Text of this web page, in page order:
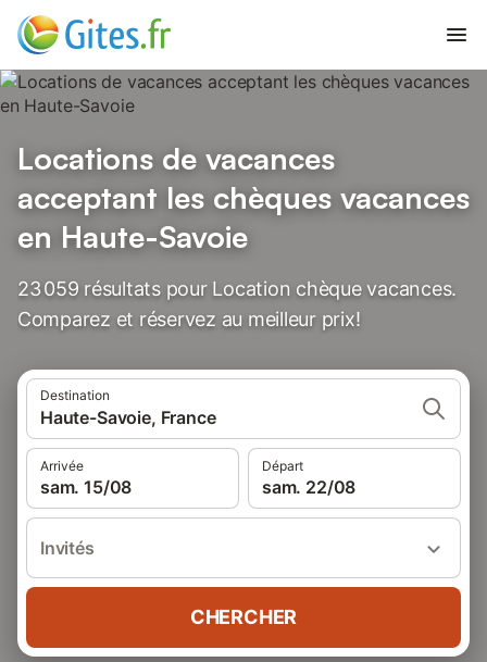
Locations de vacances
acceptant les chèques vacances
en Haute-Savoie
23 059 résultats pour Location chèque vacances.
Comparez et réservez au meilleur prix!
Destination
Haute-Savoie, France
Arrivée
sam. 15/08
Départ
sam. 22/08
Invités
CHERCHER